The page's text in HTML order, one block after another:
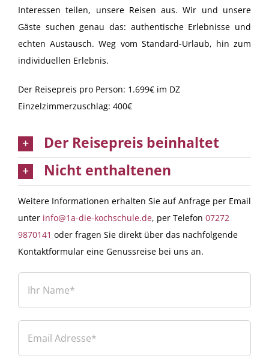
Interessen teilen, unsere Reisen aus. Wir und unsere
Gäste suchen genau das: authentische Erlebnisse und
echten Austausch. Weg vom Standard-Urlaub, hin zum
individuellen Erlebnis.
Der Reisepreis pro Person: 1.699€ im DZ
Einzelzimmerzuschlag: 400€
Der Reisepreis beinhaltet
Nicht enthaltenen
Weitere Informationen erhalten Sie auf Anfrage per Email
unter info@1a-die-kochschule.de, per Telefon 07272
9870141 oder fragen Sie direkt über das nachfolgende
Kontaktformular eine Genussreise bei uns an.